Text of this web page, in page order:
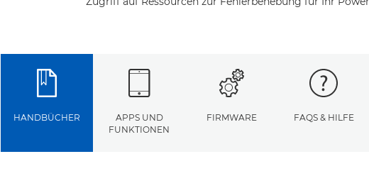
HANDBÜCHER
APPS UND
FUNKTIONEN
FIRMWARE FAQS & HILFE